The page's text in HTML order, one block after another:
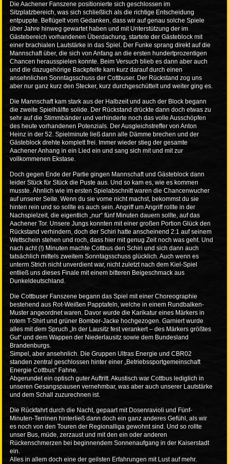
Die Aachener Fanszene positionierte sich geschlossen im
Sitzplatzbereich, was sich schließlich als die richtige Entscheidung
entpuppte. Beflügelt vom Gedanken, dass wir auf genau solche Spiele
über Jahre hinweg gewartet haben und mit Unterstützung der im
Gästebereich vorhandenen Überdachung, startete der Gästeblock mit
einer brachialen Lautstärke in das Spiel. Der Funke sprang direkt auf die
Mannschaft über, die sich von Anfang an die ersten hundertprozentigen
Chancen herausspielen konnte. Beim Versuch blieb es dann aber auch
und die dazugehörige Backpfeife kam kurz darauf durch einen
ansehnlichen Sonntagsschuss der Cottbuser. Der Rückstand zog uns
aber nur ganz kurz den Stecker, kurz durchgeschüttelt und weiter ging es.
Die Mannschaft kam stark aus der Halbzeit und auch der Block begann
die zweite Spielhälfte solide. Der Rückstand drückte dann doch etwas zu
sehr auf die Stimmbänder und verhinderte noch das volle Ausschöpfen
des heute vorhandenen Potenzials. Der Ausgleichstreffer von Anton
Heinz in der 52. Spielminute ließ dann alle Dämme brechen und der
Gästeblock drehte komplett frei. Immer wieder stieg der gesamte
Aachener Anhang in ein Lied ein und sang sich mit und mit zur
vollkommenen Ekstase.
Doch gegen Ende der Partie gingen Mannschaft und Gästeblock dann
leider Stück für Stück die Puste aus. Und so kam es, wie es kommen
musste. Ähnlich wie im ersten Spielabschnitt waren die Chancenwucher
auf unserer Seite. Wenn du sie vorne nicht machst, bekommst du sie
hinten rein und so sollte es auch sein. Angriff um Angriff rollte in der
Nachspielzeit, die eigentlich „nur“ fünf Minuten dauern sollte, auf das
Aachener Tor. Unsere Jungs konnten mit einer großen Portion Glück den
Rückstand verhindern, doch der Schiri hatte anscheinend 2:1 auf seinem
Wettschein stehen und roch, dass hier mit genug Zeit noch was geht. Und
nach acht (!) Minuten machte Cottbus den Schiri und sich dann auch
tatsächlich mittels zweitem Sonntagsschuss glücklich. Auch wenn es
unterm Strich nicht unverdient war, nicht zuletzt nach dem Kiel-Spiel
entließ uns dieses Finale mit einem bitteren Beigeschmack aus
Dunkeldeutschland.
Die Cottbuser Fanszene begann das Spiel mit einer Choreographie
bestehend aus Rot-Weißen Papptafeln, welche in einem Rundbalken-
Muster angeordnet waren. Davor wurde die Karikatur eines Märkers in
rotem T-Shirt und grüner Bomber-Jacke hochgezogen. Garniert wurde
alles mit dem Spruch „In der Lausitz fest verankert – des Märkers größtes
Gut“ und dem Wappen der Niederlausitz sowie dem Bundesland
Brandenburgs.
Simpel, aber ansehnlich. Die Gruppen Ultras Energie und CBR02
standen zentral geschlossen hinter einer „Betriebssportgemeinschaft
Energie Cottbus“ Fahne.
Abgerundet ein optisch guter Auftritt. Akustisch war Cottbus lediglich in
unseren Gesangspausen vernehmbar, was aber auch unserer Lautstärke
und dem Schall zuzurechnen ist.
Die Rückfahrt durch die Nacht, gepaart mit Dosenravioli und Fünf-
Minuten-Terrinen hinterließ dann doch ein ganz anderes Gefühl, als wir
es noch von den Touren der Regionalliga gewohnt sind. Und so rollte
unser Bus, müde, zerzaust und mit den ein oder anderen
Rückenschmerzen bei beginnendem Sonnenaufgang in der Kaiserstadt
ein.
Alles in allem doch eine der geilsten Erfahrungen mit Lust auf mehr.